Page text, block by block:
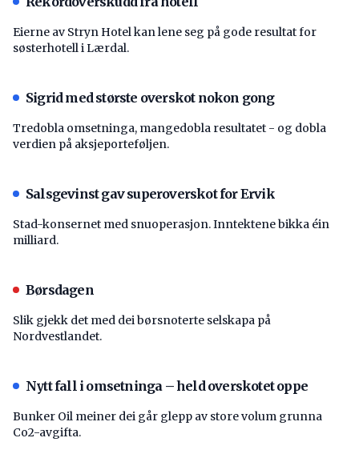
Eierne av Stryn Hotel kan lene seg på gode resultat for
søsterhotell i Lærdal.
Sigrid med største overskot nokon gong
Tredobla omsetninga, mangedobla resultatet - og dobla
verdien på aksjeporteføljen.
Salsgevinst gav superoverskot for Ervik
Stad-konsernet med snuoperasjon. Inntektene bikka éin
milliard.
Børsdagen
Slik gjekk det med dei børsnoterte selskapa på
Nordvestlandet.
Nytt fall i omsetninga – held overskotet oppe
Bunker Oil meiner dei går glepp av store volum grunna
Co2-avgifta.